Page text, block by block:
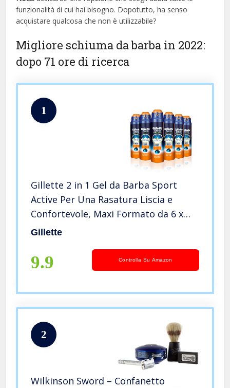
funzionalità di cui hai bisogno. Dopotutto, ha senso
acquistare qualcosa che non è utilizzabile?
Migliore schiuma da barba in 2022:
dopo 71 ore di ricerca
1
Gillette 2 in 1 Gel da Barba Sport
Active Per Una Rasatura Liscia e
Confortevole, Maxi Formato da 6 x
170 ml
Gillette
9.9 Controlla Su Amazon
2
Wilkinson Sword – Confanetto